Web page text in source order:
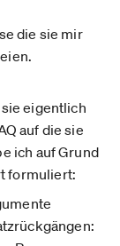
die sie mir
eigentlich
auf die sie
ich auf Grund
formuliert: